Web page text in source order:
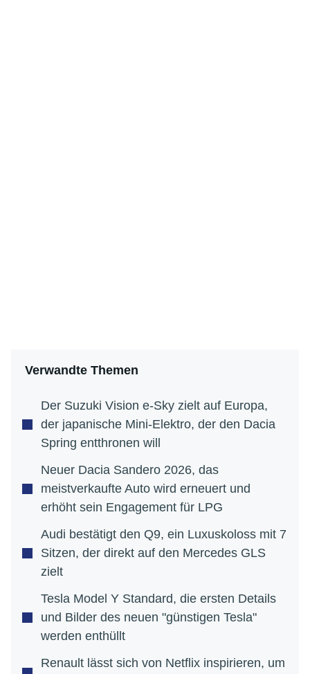
Verwandte Themen
Der Suzuki Vision e-Sky zielt auf Europa,
der japanische Mini-Elektro, der den Dacia
Spring entthronen will
Neuer Dacia Sandero 2026, das
meistverkaufte Auto wird erneuert und
erhöht sein Engagement für LPG
Audi bestätigt den Q9, ein Luxuskoloss mit 7
Sitzen, der direkt auf den Mercedes GLS
zielt
Tesla Model Y Standard, die ersten Details
und Bilder des neuen "günstigen Tesla"
werden enthüllt
Renault lässt sich von Netflix inspirieren, um